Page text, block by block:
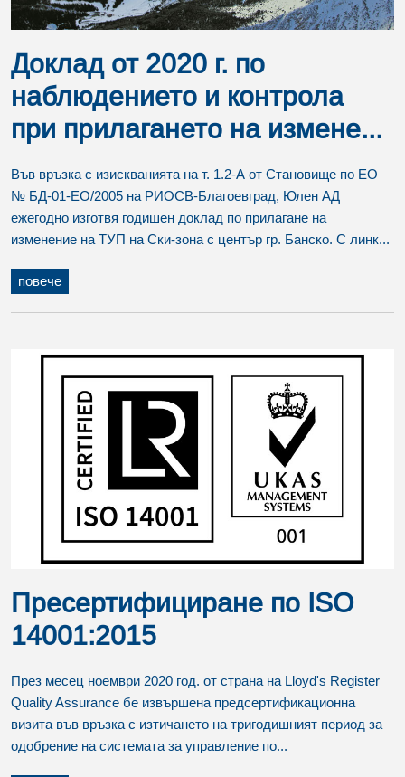
Доклад от 2020 г. по
наблюдението и контрола
при прилагането на измене...
Във връзка с изискванията на т. 1.2-А от Становище по ЕО
№ БД-01-ЕО/2005 на РИОСВ-Благоевград, Юлен АД
ежегодно изготвя годишен доклад по прилагане на
изменение на ТУП на Ски-зона с център гр. Банско. С линк...
повече
Пресертифициране по ISO
14001:2015
През месец ноември 2020 год. от страна на Lloyd's Register
Quality Assurance бе извършена предсертификационна
визита във връзка с изтичането на тригодишният период за
одобрение на системата за управление по...